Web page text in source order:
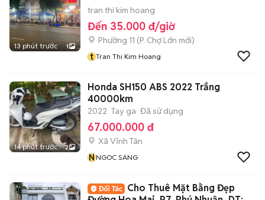
13 phút trước 1
tran thi kim hoang
Đến 35.000 đ/giờ
Phường 11 (P. Chợ Lớn mới)
t Tran Thi Kim Hoang
14 phút trước 2
Honda SH150 ABS 2022 Trắng
40000km
2022 Tay ga Đã sử dụng
67.000.000 đ
Xã Vĩnh Tân
NNGOC SANG
Cho Thuê Mặt Bằng Đẹp